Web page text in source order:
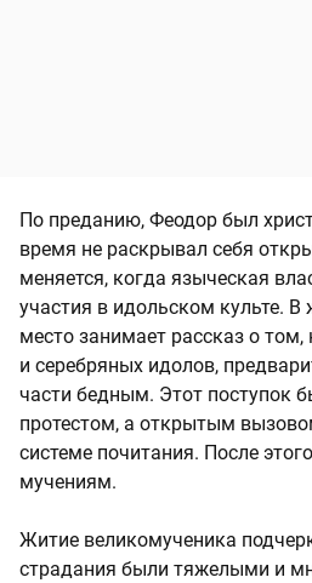
По преданию, Феодор был
время не раскрывал себя
меняется, когда языческая
участия в идольском культе. В
место занимает рассказ о
и серебряных идолов,
части бедным. Этот поступок
протестом, а открытым
системе почитания. После
мучениям.
Житие великомученика
страдания были тяжелыми и